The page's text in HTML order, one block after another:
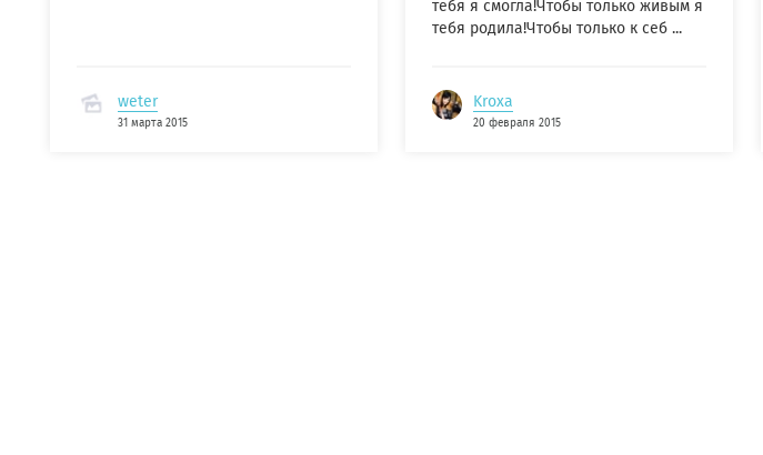
weter
31 марта 2015
тебя я смогла!Чтобы только живым я
тебя родила!Чтобы только к себ ...
Kroxa
20 февраля 2015